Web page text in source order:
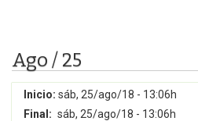
Ago / 25
Inicio: sáb, 25/ago/18 - 13:06h
Final: sáb, 25/ago/18 - 13:06h